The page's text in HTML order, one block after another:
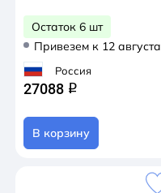
Остаток 6 шт
Привезем к 12 августа
Россия
27088 q
В корзину